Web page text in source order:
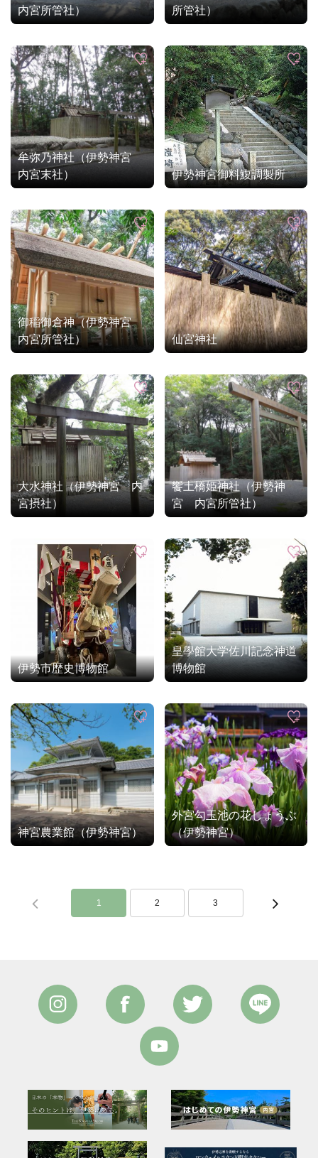
内宮所管社）
所管社）
牟弥乃神社（伊勢神宮
内宮末社）
伊勢神宮御料鰒調製所
御稲御倉神（伊勢神宮
内宮所管社）
仙宮神社
大水神社（伊勢神宮 内
宮摂社）
饗土橋姫神社（伊勢神
宮 内宮所管社）
伊勢市歴史博物館
皇學館大学佐川記念神道
博物館
神宮農業館（伊勢神宮）
外宮勾玉池の花しょうぶ
（伊勢神宮）
1 2 3